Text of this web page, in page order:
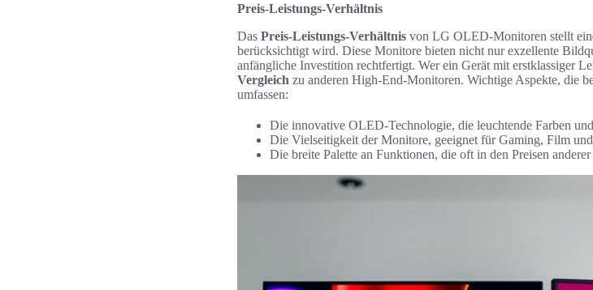
Preis-Leistungs-Verhältnis
Das Preis-Leistungs-Verhältnis von LG OLED-Monitoren stellt
berücksichtigt wird. Diese Monitore bieten nicht nur exzellente
anfängliche Investition rechtfertigt. Wer ein Gerät mit erstklassiger
Vergleich zu anderen High-End-Monitoren. Wichtige Aspekte, die
umfassen:
Die innovative OLED-Technologie, die leuchtende Farben
Die Vielseitigkeit der Monitore, geeignet für Gaming, Film
Die breite Palette an Funktionen, die oft in den Preisen